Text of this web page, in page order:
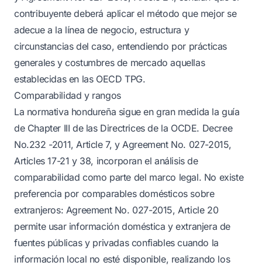
contribuyente deberá aplicar el método que mejor se
adecue a la línea de negocio, estructura y
circunstancias del caso, entendiendo por prácticas
generales y costumbres de mercado aquellas
establecidas en las OECD TPG.
Comparabilidad y rangos
La normativa hondureña sigue en gran medida la guía
de Chapter III de las Directrices de la OCDE. Decree
No.232 -2011, Article 7, y Agreement No. 027-2015,
Articles 17-21 y 38, incorporan el análisis de
comparabilidad como parte del marco legal. No existe
preferencia por comparables domésticos sobre
extranjeros: Agreement No. 027-2015, Article 20
permite usar información doméstica y extranjera de
fuentes públicas y privadas confiables cuando la
información local no esté disponible, realizando los